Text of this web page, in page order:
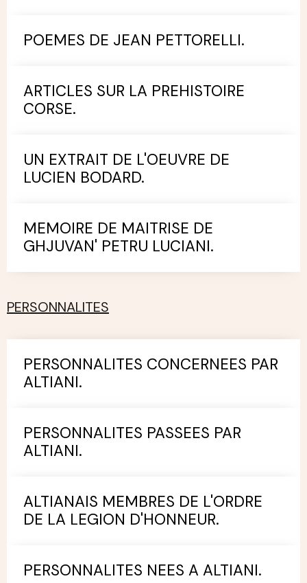
POEMES DE JEAN PETTORELLI.
ARTICLES SUR LA PREHISTOIRE
CORSE.
UN EXTRAIT DE L'OEUVRE DE
LUCIEN BODARD.
MEMOIRE DE MAITRISE DE
GHJUVAN' PETRU LUCIANI.
PERSONNALITES
PERSONNALITES CONCERNEES PAR
ALTIANI.
PERSONNALITES PASSEES PAR
ALTIANI.
ALTIANAIS MEMBRES DE L'ORDRE
DE LA LEGION D'HONNEUR.
PERSONNALITES NEES A ALTIANI.